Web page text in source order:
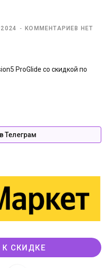
КОММЕНТАРИЕВ НЕТ
Телеграм
К СКИДКЕ